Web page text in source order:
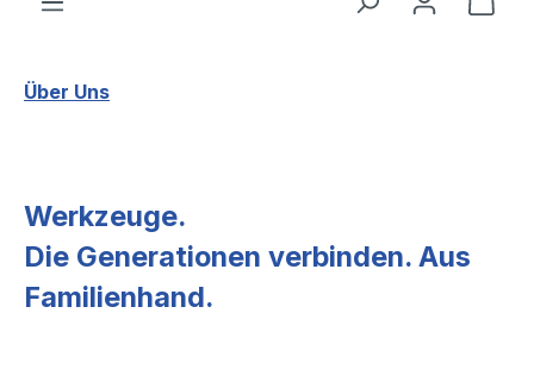
Über Uns
Werkzeuge.
Die Generationen verbinden. Aus
Familienhand.